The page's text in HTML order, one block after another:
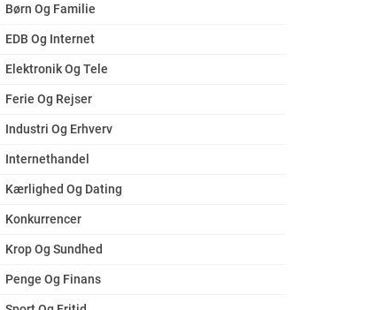
Børn Og Familie
EDB Og Internet
Elektronik Og Tele
Ferie Og Rejser
Industri Og Erhverv
Internethandel
Kærlighed Og Dating
Konkurrencer
Krop Og Sundhed
Penge Og Finans